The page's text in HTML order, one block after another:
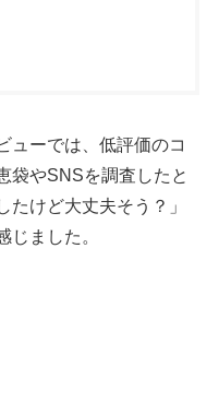
ューでは、低評価のコ
袋やSNSを調査したと
たけど大丈夫そう？」
じました。